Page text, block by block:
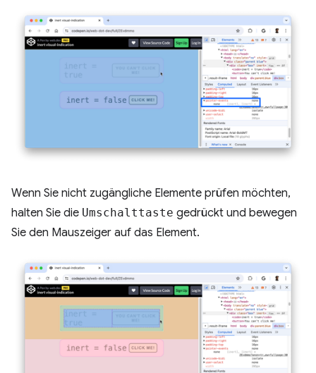
Wenn Sie nicht zugängliche Elemente prüfen möchten,
halten Sie die Umschalttaste gedrückt und bewegen
Sie den Mauszeiger auf das Element.